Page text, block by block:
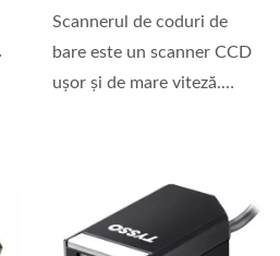
Scannerul de coduri de
bare este un scanner CCD
ușor și de mare viteză.